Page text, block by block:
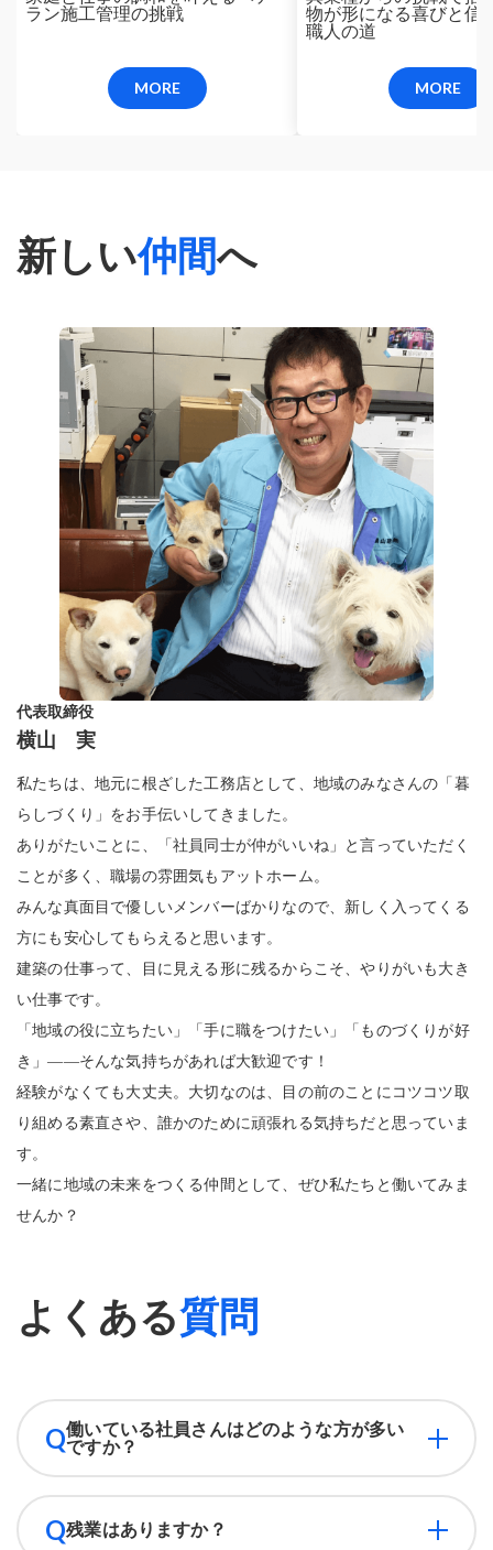
ラン施工管理の挑戦
MORE
物が形になる喜びと信
職人の道
MORE
新しい仲間へ
代表取締役
横山 実
私たちは、地元に根ざした工務店として、地域のみなさんの「暮
らしづくり」をお手伝いしてきました。
ありがたいことに、「社員同士が仲がいいね」と言っていただく
ことが多く、職場の雰囲気もアットホーム。
みんな真面目で優しいメンバーばかりなので、新しく入ってくる
方にも安心してもらえると思います。
建築の仕事って、目に見える形に残るからこそ、やりがいも大き
い仕事です。
「地域の役に立ちたい」「手に職をつけたい」「ものづくりが好
き」――そんな気持ちがあれば大歓迎です！
経験がなくても大丈夫。大切なのは、目の前のことにコツコツ取
り組める素直さや、誰かのために頑張れる気持ちだと思っていま
す。
一緒に地域の未来をつくる仲間として、ぜひ私たちと働いてみま
せんか？
よくある質問
Q働いている社員さんはどのような方が多い
ですか？
Q残業はありますか？